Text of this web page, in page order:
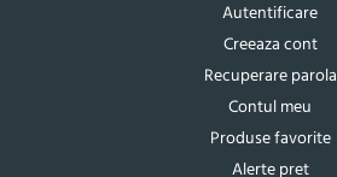
Autentificare
Creeaza cont
Recuperare parola
Contul meu
Produse favorite
Alerte pret